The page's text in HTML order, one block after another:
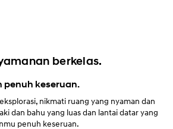
berkelas.
penuh keseruan.
nikmati ruang yang nyaman dan
dan bahu yang luas dan lantai datar yang
penuh keseruan.